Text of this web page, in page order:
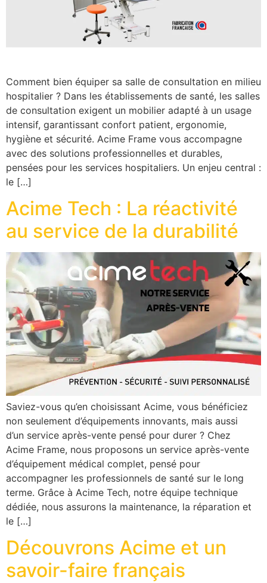
Comment bien équiper sa salle de consultation en milieu
hospitalier ? Dans les établissements de santé, les salles
de consultation exigent un mobilier adapté à un usage
intensif, garantissant confort patient, ergonomie,
hygiène et sécurité. Acime Frame vous accompagne
avec des solutions professionnelles et durables,
pensées pour les services hospitaliers. Un enjeu central :
le […]
Acime Tech : La réactivité
au service de la durabilité
Saviez-vous qu’en choisissant Acime, vous bénéficiez
non seulement d’équipements innovants, mais aussi
d’un service après-vente pensé pour durer ? Chez
Acime Frame, nous proposons un service après-vente
d’équipement médical complet, pensé pour
accompagner les professionnels de santé sur le long
terme. Grâce à Acime Tech, notre équipe technique
dédiée, nous assurons la maintenance, la réparation et
le […]
Découvrons Acime et un
savoir-faire français